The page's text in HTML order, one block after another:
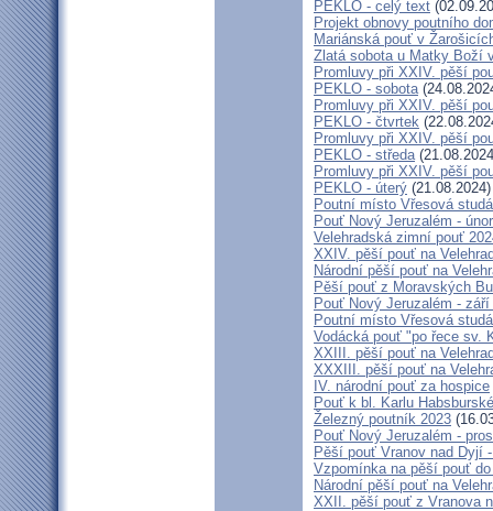
PEKLO - celý text
Projekt obnovy poutního
Mariánská pouť v
Zlatá sobota u Matky Boží
Promluvy při XXIV. pěší
PEKLO - sobota
Promluvy při XXIV. pěší
PEKLO - čtvrtek
Promluvy při XXIV. pěší
PEKLO - středa
Promluvy při XXIV. pěší
PEKLO - úterý (21.08.2024)
Poutní místo Vřesová
Pouť Nový Jeruzalém -
Velehradská zimní pouť
XXIV. pěší pouť na
Národní pěší pouť na
Pěší pouť z Moravských
Pouť Nový Jeruzalém - září
Poutní místo Vřesová
Vodácká pouť "po řece sv.
XXIII. pěší pouť na
XXXIII. pěší pouť na
IV. národní pouť za hospice
Pouť k bl. Karlu
Železný poutník 2023
Pouť Nový Jeruzalém -
Pěší pouť Vranov nad Dyjí
Vzpomínka na pěší pouť
Národní pěší pouť na
XXII. pěší pouť z Vranova